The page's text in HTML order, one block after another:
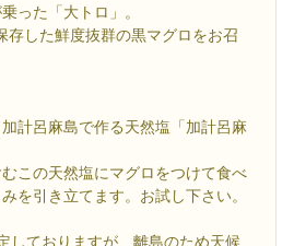
った「大トロ」。
した鮮度抜群の黒マグロをお召
計呂麻島で作る天然塩「加計呂麻
この天然塩にマグロをつけて食べ
を引き立てます。お試し下さい。
しておりますが、離島のため天候